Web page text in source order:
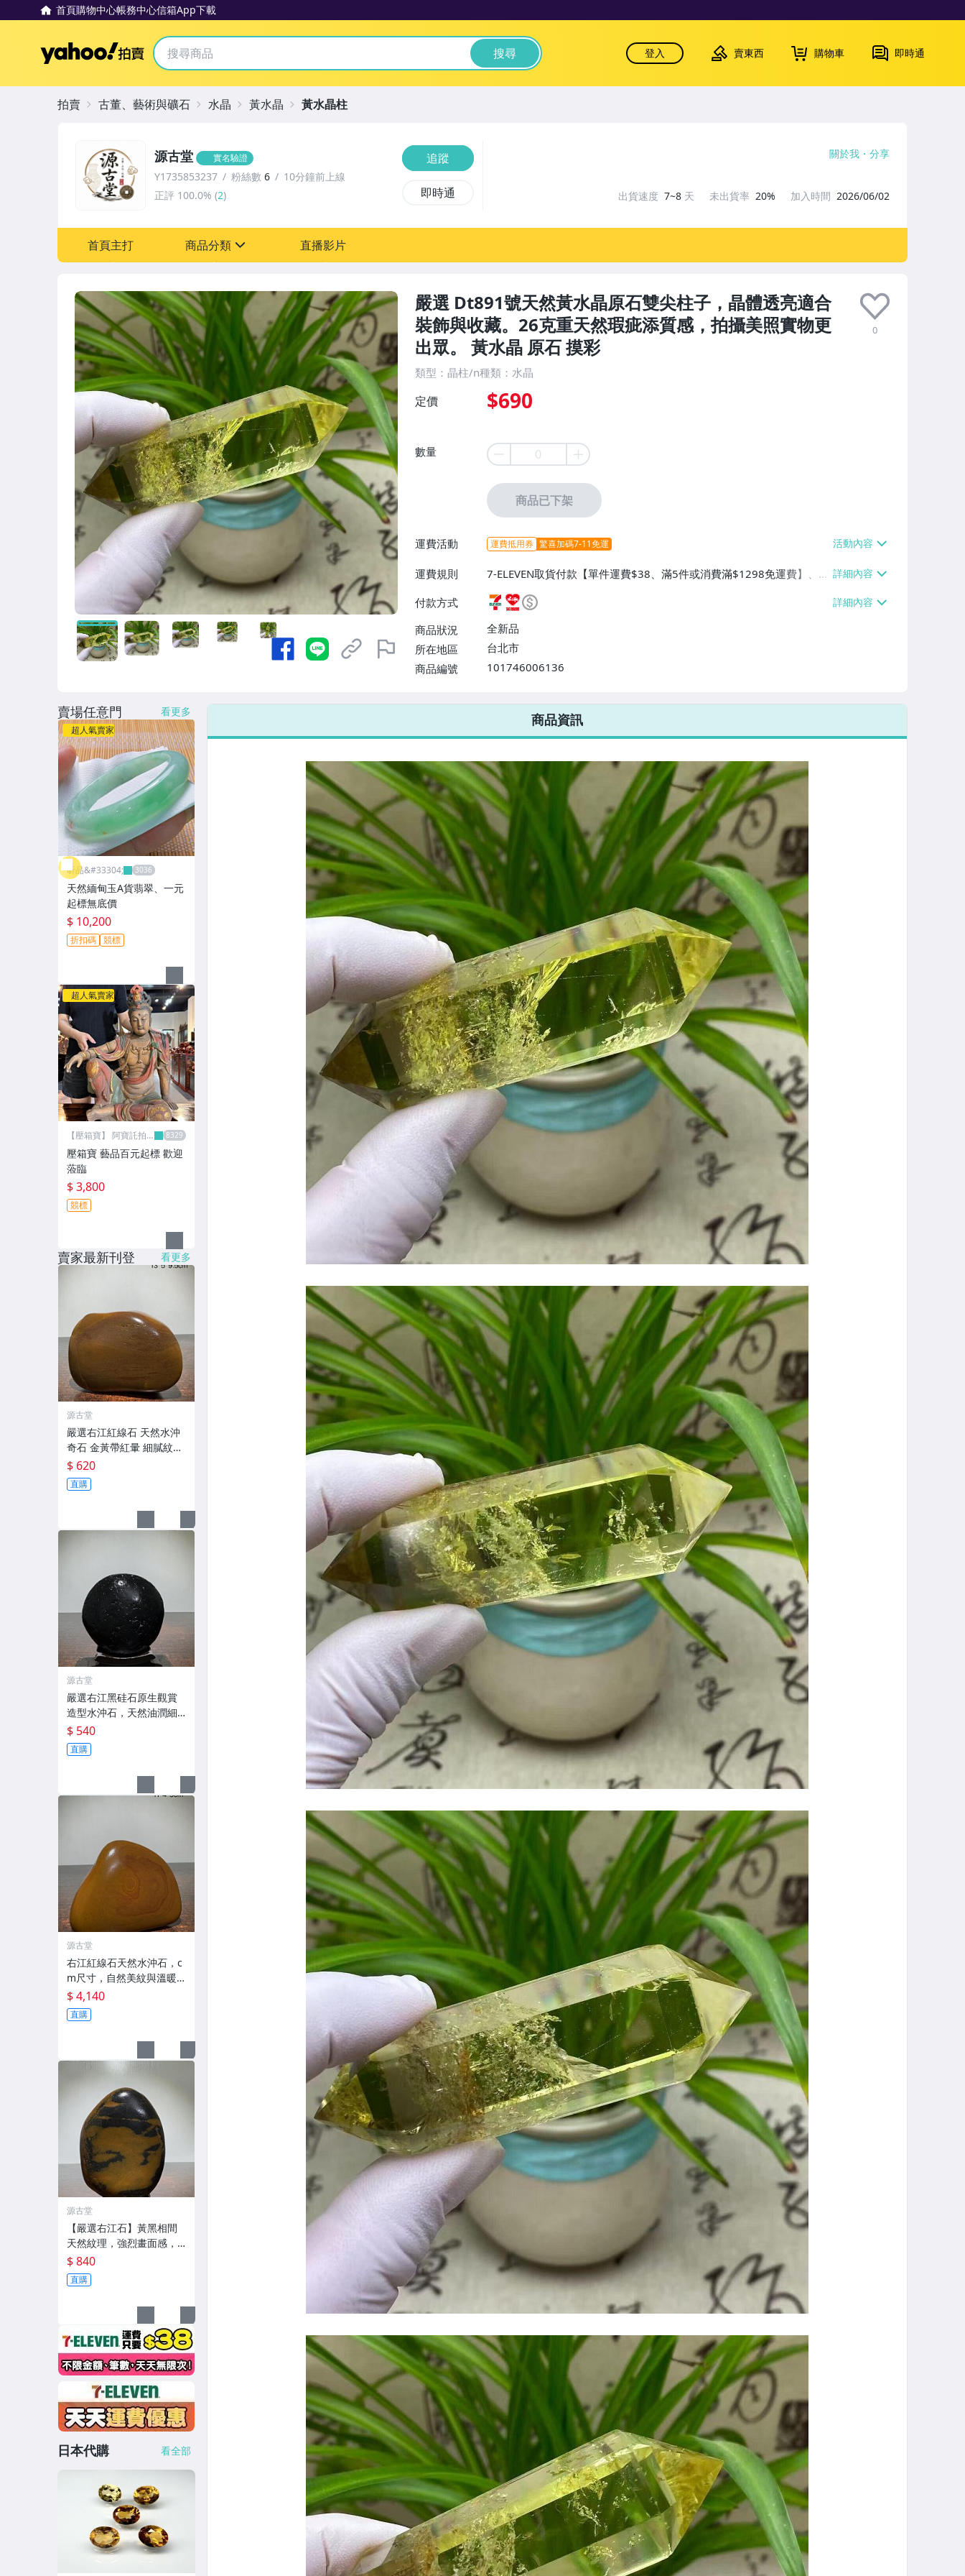
首頁購物中心帳務中心信箱App下載
Yahoo拍賣 搜尋 登入 賣東西 購物車 即時通
嚴選 Dt891號天然黃水晶原石雙尖柱子，晶體透亮適合
裝飾與收藏。26克重天然瑕疵添質感，拍攝美照實物更
出眾。 黃水晶 原石 摸彩
0
類型：晶柱/n種類：水晶
定價 $690
數量
商品已下架
運費活動 運費抵用券 驚喜加碼7-11免運
運費規則
7-ELEVEN取貨付款【單件運費$38、滿5件或消費滿$1298免運費】、7-
ELEVEN取貨不付款【免運費】、萊爾富取貨付款【單件運費$60、滿5件
或消費滿$1298免運費】、宅配/貨運【單件運費$120、滿5件或消費滿
$1598免運費】
付款方式
商品狀況
全新品
所在地區
台北市
商品編號
101746006136
7-ELEVEN 運費只要38元
不限金額、筆數，筆筆優惠無限次！
源古堂 實名驗證
Y1735853237 粉絲數 6
10分鐘前上線
正評 100.0% (2)
追蹤
即時通
關於我 分享
出貨速度 7~8 天 未出貨率 20% 加入時間 2026/06/02
首頁主打 商品分類
手錶與飾品配件
直播影片
拍賣 古董、藝術與礦石 水晶 黃水晶 黃水晶柱
商品資訊
賣場任意門 看更多
超人氣賣家
昕品&#33304;
天然緬甸玉A貨翡翠、一元
起標無底價
$ 10,200
折扣碼 競標
超人氣賣家
【壓箱寶】 阿寶託拍
壓箱寶 藝品百元起標 歡迎
蒞臨
$ 3,800
競標
賣家最新刊登 看更多
源古堂
嚴選右江紅線石 天然水沖
奇石 金黃帶紅暈 細膩紋理
觀賞珍藏 老坑精品裂紋自
然 右江 石頭 奇石
$ 620
直購
源古堂
嚴選右江黑硅石原生觀賞
造型水沖石，天然油潤細
膩適合收藏擺件 石質紋理
cm 天然裂紋老傷 奇石收
藏 硅石擺件 天然紋理
$ 540
直購
源古堂
右江紅線石天然水沖石，c
m尺寸，自然美紋與溫暖to
ne，嚴選適合觀賞及收
藏。實拍強光上油呈現，
請以實物為準，天然裂痕
盡顯奇石風采。 右江 紅線
$ 4,140
直購
源古堂
【嚴選右江石】黃黑相間
天然紋理，強烈畫面感，
適合觀賞與收藏，上油後
美圖實拍，奇石裂紋自然
之美，石藝愛好者的優質
選擇 黃黑相間 右江石 奇石
$ 840
直購
日本代購 看全部